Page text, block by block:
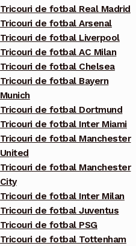
Tricouri de fotbal Real Madrid
Tricouri de fotbal Arsenal
Tricouri de fotbal Liverpool
Tricouri de fotbal AC Milan
Tricouri de fotbal Chelsea
Tricouri de fotbal Bayern
Munich
Tricouri de fotbal Dortmund
Tricouri de fotbal Inter Miami
Tricouri de fotbal Manchester
United
Tricouri de fotbal Manchester
City
Tricouri de fotbal Inter Milan
Tricouri de fotbal Juventus
Tricouri de fotbal PSG
Tricouri de fotbal Tottenham